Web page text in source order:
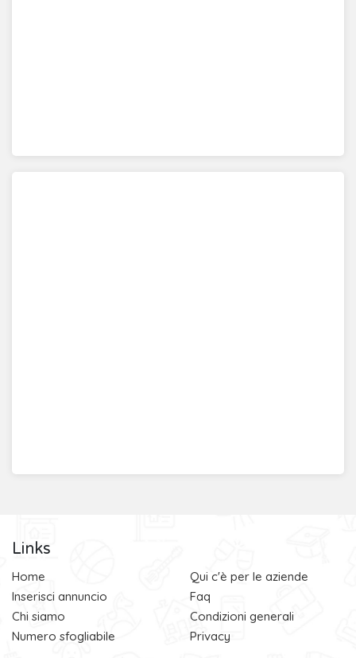
Links
Home
Inserisci annuncio
Chi siamo
Numero sfogliabile
Qui c'è per le aziende
Faq
Condizioni generali
Privacy